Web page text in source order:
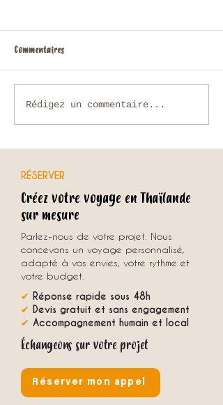
Que faire en Thaïlande en
novembre ?
Commentaires
Rédigez un commentaire...
RÉSERVER
Créez votre voyage en Thaïlande
sur mesure
Parlez-nous de votre projet. Nous
concevons un voyage personnalisé,
adapté à vos envies, votre rythme et
votre budget.
✔ Réponse rapide sous 48h
✔ Devis gratuit et sans engagement
✔ Accompagnement humain et local
Échangeons sur votre projet
Réserver mon appel